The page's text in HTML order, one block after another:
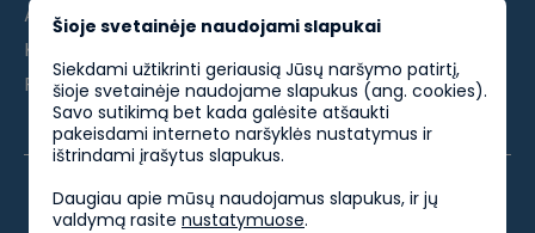
Apie mus
Kontaktai
Partneriams
Šioje svetainėje naudojami slapukai
Siekdami užtikrinti geriausią Jūsų naršymo patirtį,
šioje svetainėje naudojame slapukus (ang. cookies).
Savo sutikimą bet kada galėsite atšaukti
pakeisdami interneto naršyklės nustatymus ir
ištrindami įrašytus slapukus.
Daugiau apie mūsų naudojamus slapukus, ir jų
valdymą rasite nustatymuose.